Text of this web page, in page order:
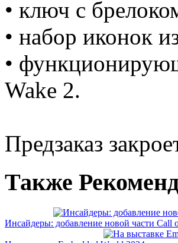
• ключ с
• набор иконок
•
Wake 2.
Предзаказ
Также
Инсайдеры: добавление новой части Call